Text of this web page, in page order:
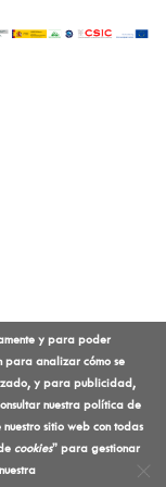
y para poder
para analizar cómo se
y para publicidad,
nuestra política de
sitio web con todas
cookies” para gestionar